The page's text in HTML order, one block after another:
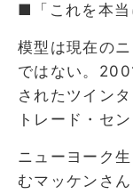
■「これを本当
模型は現在の
ではない。
されたツイン
トレード・セ
ニューヨーク
むマッケンさ